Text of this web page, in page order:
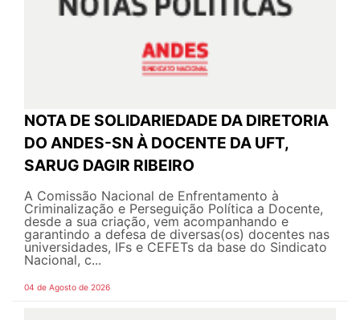
NOTA DE SOLIDARIEDADE DA DIRETORIA
DO ANDES-SN À DOCENTE DA UFT,
SARUG DAGIR RIBEIRO
A Comissão Nacional de Enfrentamento à
Criminalização e Perseguição Política a Docente,
desde a sua criação, vem acompanhando e
garantindo a defesa de diversas(os) docentes nas
universidades, IFs e CEFETs da base do Sindicato
Nacional, c...
04 de Agosto de 2026